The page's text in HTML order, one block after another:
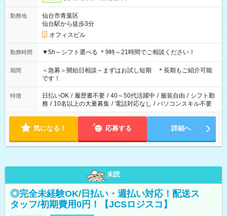
勤務地
仙台市青葉区
仙台駅から徒歩3分
オフィスビル
勤務時間 ▼5h～シフト選べる ＊9時～21時間でご相談ください！
期間
＜急募＞開始日相談～まずはお試し短期 ＊長期もご紹介可能
です！
特徴 日払いOK / 履歴書不要 / 40～50代活躍中 / 服装自由 / シフト勤
務 / 10名以上の大量募集 / 電話対応なし / パソコンスキル不要
気になる！ 応募する 詳細へ
未読
◎完全未経験OK/日払い・週払い対応！配送ス
タッフ/初期費用0円！【JCSロジスコ】